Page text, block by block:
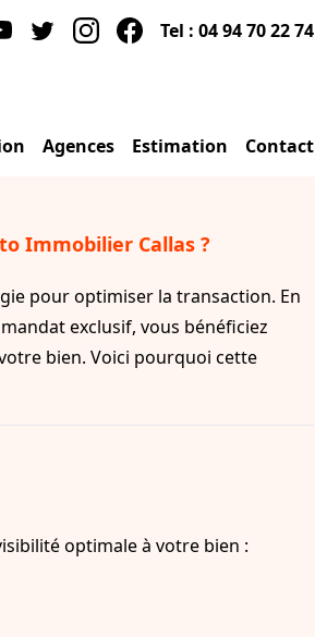
Tel : 04 94 70 22 74
Agences Estimation Contact
Immobilier Callas ?
pour optimiser la transaction. En
exclusif, vous bénéficiez
bien. Voici pourquoi cette
optimale à votre bien :